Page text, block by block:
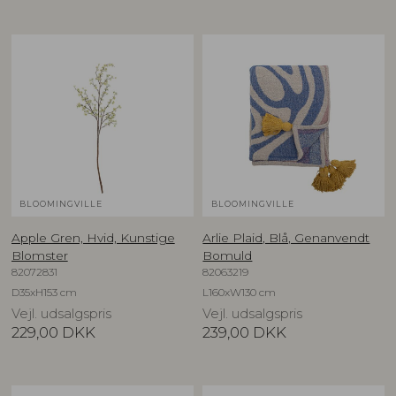
BLOOMINGVILLE
Apple Gren, Hvid, Kunstige
Blomster
82072831
D35xH153 cm
Vejl. udsalgspris
229,00 DKK
BLOOMINGVILLE
Arlie Plaid, Blå, Genanvendt
Bomuld
82063219
L160xW130 cm
Vejl. udsalgspris
239,00 DKK